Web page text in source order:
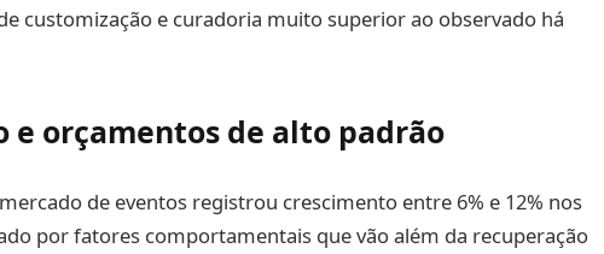
customização e curadoria muito superior ao observado há
e orçamentos de alto padrão
de eventos registrou crescimento entre 6% e 12% nos
por fatores comportamentais que vão além da recuperação